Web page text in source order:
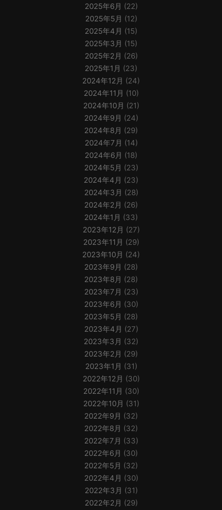
2025年6月 (22)
2025年5月 (12)
2025年4月 (15)
2025年3月 (15)
2025年2月 (26)
2025年1月 (23)
2024年12月 (24)
2024年11月 (10)
2024年10月 (21)
2024年9月 (24)
2024年8月 (29)
2024年7月 (14)
2024年6月 (18)
2024年5月 (23)
2024年4月 (23)
2024年3月 (28)
2024年2月 (26)
2024年1月 (33)
2023年12月 (27)
2023年11月 (29)
2023年10月 (24)
2023年9月 (28)
2023年8月 (28)
2023年7月 (23)
2023年6月 (30)
2023年5月 (28)
2023年4月 (27)
2023年3月 (32)
2023年2月 (29)
2023年1月 (31)
2022年12月 (30)
2022年11月 (30)
2022年10月 (31)
2022年9月 (32)
2022年8月 (32)
2022年7月 (33)
2022年6月 (30)
2022年5月 (32)
2022年4月 (30)
2022年3月 (31)
2022年2月 (29)